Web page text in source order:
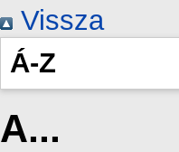
Vissza
Á-Z
A...